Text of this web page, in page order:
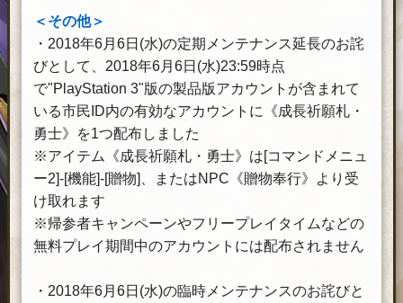
＜その他＞
・2018年6月6日(水)の定期メンテナンス延長のお詫
びとして、2018年6月6日(水)23:59時点
で"PlayStation 3"版の製品版アカウントが含まれて
いる市民ID内の有効なアカウントに《成長祈願札・
勇士》を1つ配布しました
※アイテム《成長祈願札・勇士》は[コマンドメニュ
ー2]-[機能]-[贈物]、またはNPC《贈物奉行》より受
け取れます
※帰参者キャンペーンやフリープレイタイムなどの
無料プレイ期間中のアカウントには配布されません
・2018年6月6日(水)の臨時メンテナンスのお詫びと